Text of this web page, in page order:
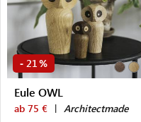
- 21 %
Eule OWL
ab 75 € | Architectmade